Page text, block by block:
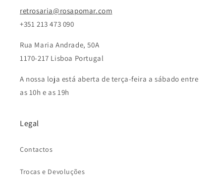
retrosaria@rosapomar.com
+351 213 473 090
Rua Maria Andrade, 50A
1170-217 Lisboa Portugal
A nossa loja está aberta de terça-feira a sábado entre
as 10h e as 19h
Legal
Contactos
Trocas e Devoluções